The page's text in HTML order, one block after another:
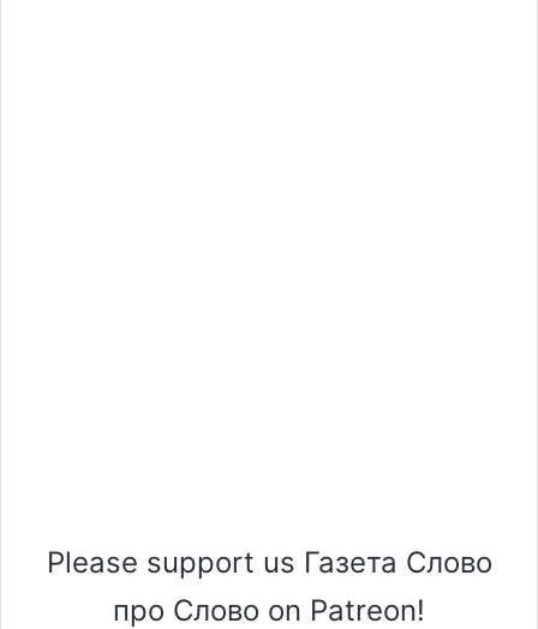
Please support us Газета Слово
про Слово on Patreon!